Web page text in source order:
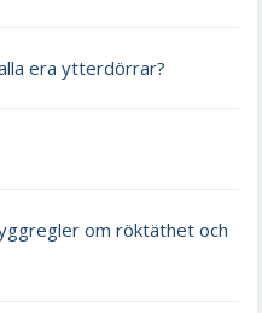
era ytterdörrar?
om röktäthet och